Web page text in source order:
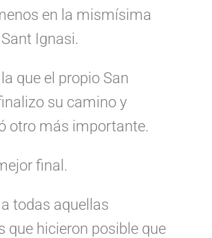
en la mismísima
Ignasi.
que el propio San
su camino y
otro más importante.
final.
todas aquellas
que hicieron posible que